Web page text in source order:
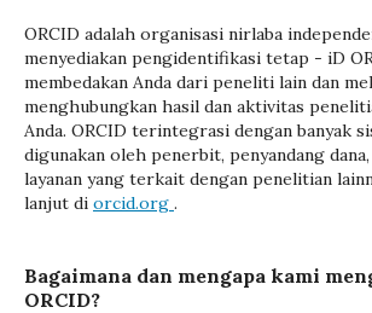
ORCID adalah organisasi nirlaba
menyediakan pengidentifikasi tetap - iD
membedakan Anda dari peneliti lain dan
menghubungkan hasil dan aktivitas
Anda. ORCID terintegrasi dengan banyak
digunakan oleh penerbit, penyandang dana,
layanan yang terkait dengan penelitian
lanjut di orcid.org .
Bagaimana dan mengapa kami
ORCID?